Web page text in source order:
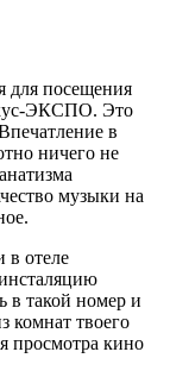
для посещения
ЭКСПО. Это
в
ничего не
музыки на
в отеле
в такой номер и
комнат твоего
просмотра кино